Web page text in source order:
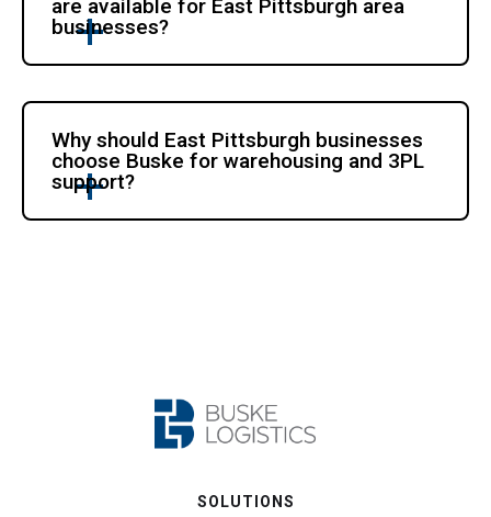
are available for East Pittsburgh area
businesses?
Why should East Pittsburgh businesses
choose Buske for warehousing and 3PL
support?
SOLUTIONS